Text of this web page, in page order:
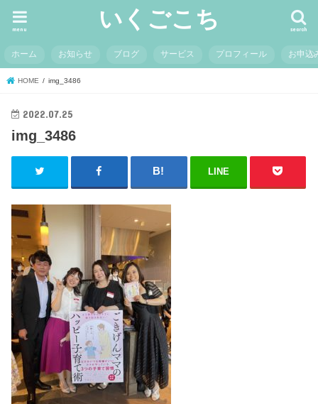
いくごこち search
menu
ホーム お知らせ ブログ サービス プロフィール お申込
HOME img_3486
2022.07.25
img_3486
LINE